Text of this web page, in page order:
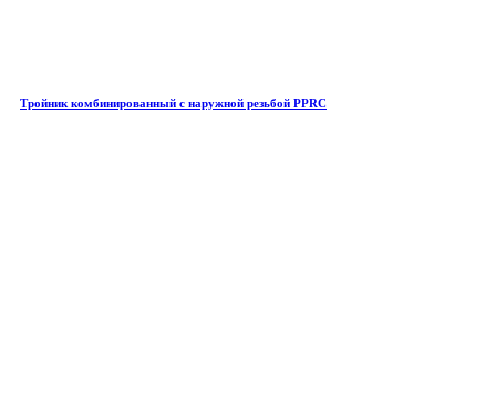
Тройник комбинированный с наружной резьбой PPRC